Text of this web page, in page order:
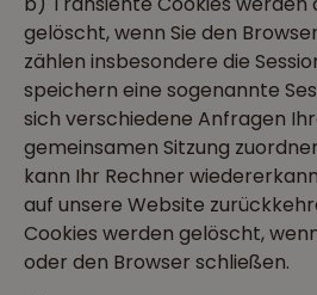
gelöscht, wenn Sie den
zählen insbesondere die
speichern eine sogenannte
sich verschiedene Anfragen
gemeinsamen Sitzung
kann Ihr Rechner
auf unsere Website
Cookies werden gelöscht,
oder den Browser schließen.